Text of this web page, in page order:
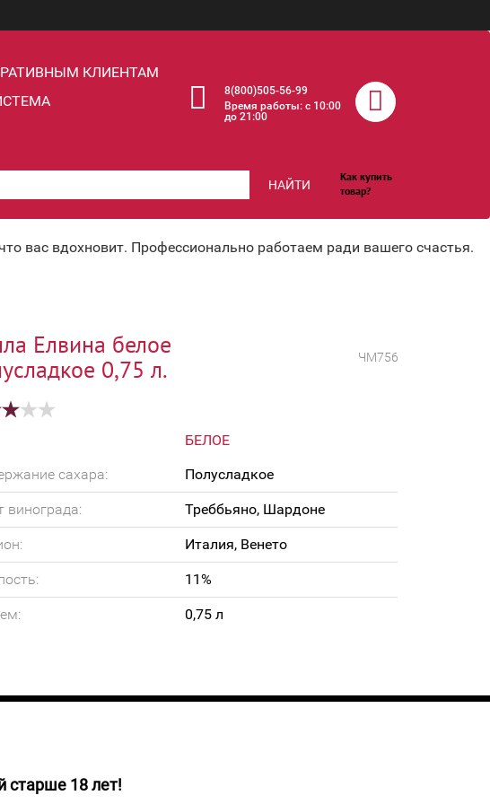
КЛИЕНТАМ
8(800)505-56-99
Время работы: c 10:00
до 21:00
НАЙТИ
Как купить
товар?
вас вдохновит. Профессионально работаем ради вашего счастья.
Елвина белое
0,75 л.
ЧМ756
БЕЛОЕ
сахара:
Полусладкое
винограда: Треббьяно, Шардоне
Италия, Венето
11%
0,75 л
медового цвета с зеленоватыми отблесками,
старше 18 лет!